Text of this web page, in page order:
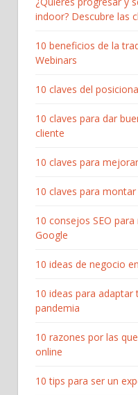
indoor? Descubre las
10 beneficios de la
Webinars
10 claves del
10 claves para dar
cliente
10 claves para
10 claves para
10 consejos SEO
Google
10 ideas de negocio
10 ideas para
pandemia
10 razones por las
online
10 tips para ser un